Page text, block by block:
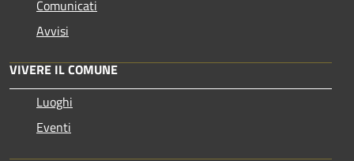
Comunicati
Avvisi
VIVERE IL COMUNE
Luoghi
Eventi